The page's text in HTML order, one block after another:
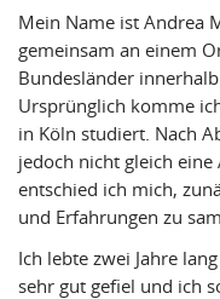
Mein Name ist Andrea
gemeinsam an einem
Bundesländer
Ursprünglich komme
in Köln studiert. Nach
jedoch nicht gleich
entschied ich mich,
und Erfahrungen zu
Ich lebte zwei Jahre
sehr gut gefiel und ich